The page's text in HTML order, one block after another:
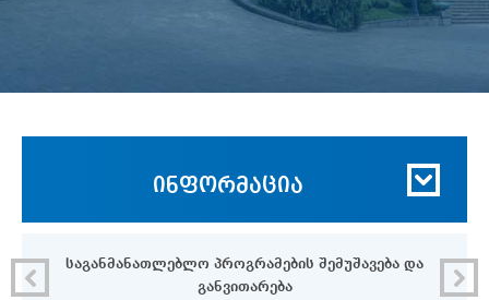
ინფორმაცია
საგანმანათლებლო პროგრამების შემუშავება და
განვითარება